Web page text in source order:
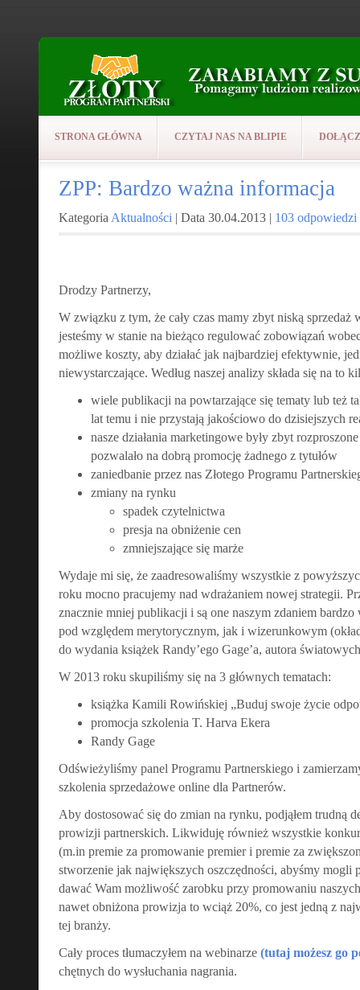
STRONA GŁÓWNA CZYTAJ NAS NA BLIPIE
ZPP: Bardzo ważna informacja
Kategoria Aktualności | Data 30.04.2013 | 103 odpowiedzi
Drodzy Partnerzy,
W związku z tym, że cały czas mamy zbyt niską sprzedaż
jesteśmy w stanie na bieżąco regulować zobowiązań
możliwe koszty, aby działać jak najbardziej efektywnie,
niewystarczające. Według naszej analizy składa się na to
wiele publikacji na powtarzające się tematy lub też
lat temu i nie przystają jakościowo do dzisiejszych
nasze działania marketingowe były zbyt
pozwalało na dobrą promocję żadnego z tytułów
zaniedbanie przez nas Złotego Programu
zmiany na rynku
spadek czytelnictwa
presja na obniżenie cen
zmniejszające się marże
Wydaje mi się, że zaadresowaliśmy wszystkie z
roku mocno pracujemy nad wdrażaniem nowej strategii.
znacznie mniej publikacji i są one naszym zdaniem
pod względem merytorycznym, jak i wizerunkowym
do wydania książek Randy’ego Gage’a, autora
W 2013 roku skupiliśmy się na 3 głównych tematach:
książka Kamili Rowińskiej „Buduj swoje życie
promocja szkolenia T. Harva Ekera
Randy Gage
Odświeżyliśmy panel Programu Partnerskiego i
szkolenia sprzedażowe online dla Partnerów.
Aby dostosować się do zmian na rynku, podjąłem trudną
prowizji partnerskich. Likwiduję również wszystkie
(m.in premie za promowanie premier i premie za
stworzenie jak największych oszczędności, abyśmy mogli
dawać Wam możliwość zarobku przy promowaniu
nawet obniżona prowizja to wciąż 20%, co jest jedną z
tej branży.
Cały proces tłumaczyłem na webinarze (tutaj możesz go
chętnych do wysłuchania nagrania.